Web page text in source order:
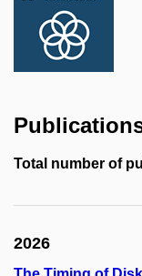
Total number of
2026